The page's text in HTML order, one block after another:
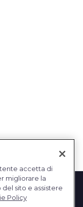
accetta di
migliorare la
sito e assistere
Policy